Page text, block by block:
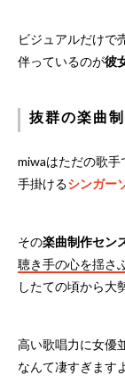
ビジュアルだけで
伴っているのが彼
抜群の楽曲
miwaはただの歌
手掛けるシンガー
その楽曲制作セン
聴き手の心を揺さ
したての頃から大
高い歌唱力に女優
なんて凄すぎます